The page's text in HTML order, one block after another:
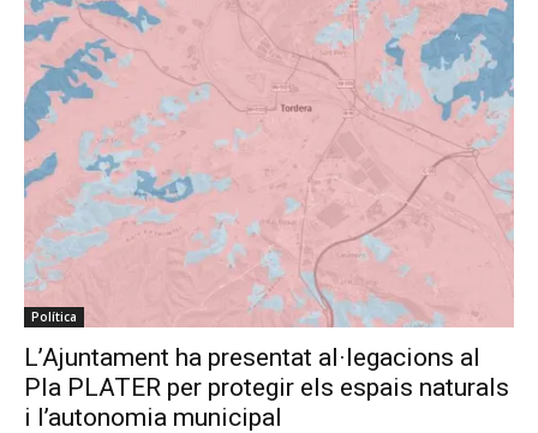
Política
L’Ajuntament ha presentat al·legacions al
Pla PLATER per protegir els espais naturals
i l’autonomia municipal